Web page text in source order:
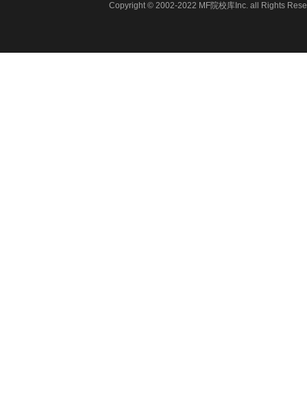
Copyright © 2002-2022 MF院校库Inc. all Rights